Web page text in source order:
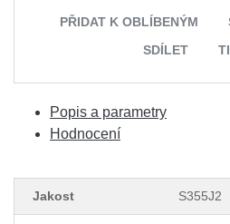
PŘIDAT K OBLÍBENÝM
SDÍLET
Popis a parametry
Hodnocení
Jakost S355J2